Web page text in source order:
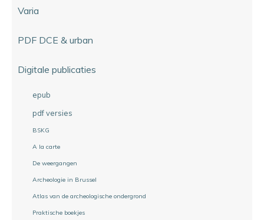
Varia
PDF DCE & urban
Digitale publicaties
epub
pdf versies
BSKG
A la carte
De weergangen
Archeologie in Brussel
Atlas van de archeologische ondergrond
Praktische boekjes